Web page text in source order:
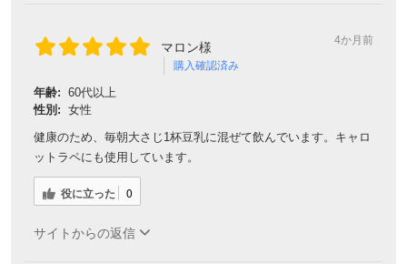
マロン様
購入確認済み
4か月前
年齢: 60代以上
性別: 女性
健康のため、毎朝大さじ1杯豆乳に混ぜて飲んでいます。キャロ
ットラペにも使用しています。
役に立った 0
サイトからの返信